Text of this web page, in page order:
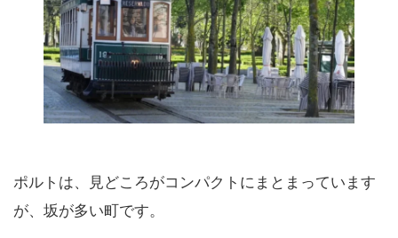
ポルトは、見どころがコンパクトにまとまっています
が、坂が多い町です。